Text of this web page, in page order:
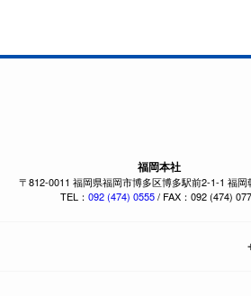
福岡本社
〒812-0011 福岡県福岡市博多区博多駅前2-1-1 福岡
TEL： 092 (474) 0555/ FAX：092 (474)